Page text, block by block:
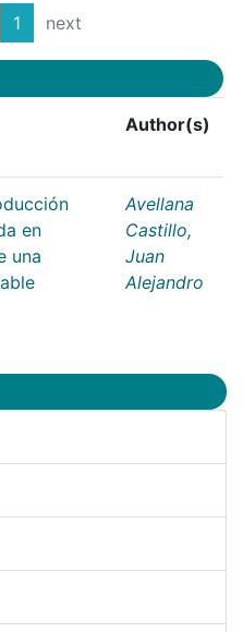
1 next
Author(s)
en
una
Avellana
Castillo,
Juan
Alejandro